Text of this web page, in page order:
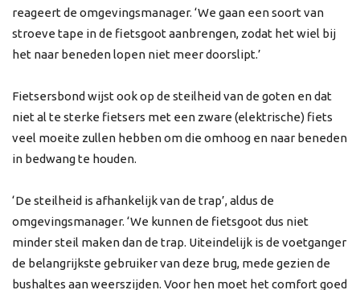
reageert de omgevingsmanager. ‘We gaan een soort van
stroeve tape in de fietsgoot aanbrengen, zodat het wiel bij
het naar beneden lopen niet meer doorslipt.’
Fietsersbond wijst ook op de steilheid van de goten en dat
niet al te sterke fietsers met een zware (elektrische) fiets
veel moeite zullen hebben om die omhoog en naar beneden
in bedwang te houden.
‘De steilheid is afhankelijk van de trap’, aldus de
omgevingsmanager. ‘We kunnen de fietsgoot dus niet
minder steil maken dan de trap. Uiteindelijk is de voetganger
de belangrijkste gebruiker van deze brug, mede gezien de
bushaltes aan weerszijden. Voor hen moet het comfort goed